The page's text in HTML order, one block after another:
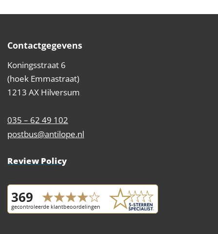
Contactgegevens
Koningsstraat 6
(hoek Emmastraat)
1213 AX Hilversum
035 – 62 49 102
postbus@antilope.nl
Review Policy